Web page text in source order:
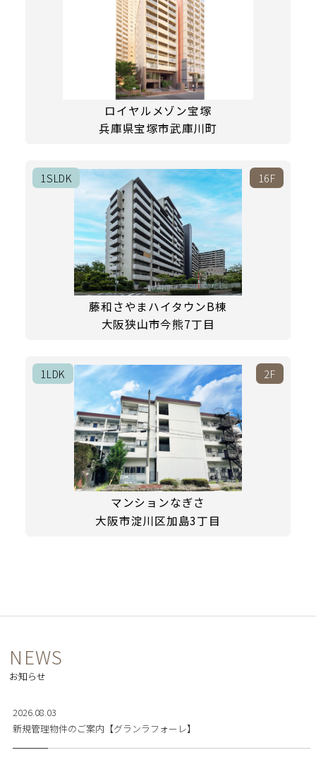
ロイヤルメゾン宝塚
兵庫県宝塚市武庫川町
1SLDK 16F
藤和さやまハイタウンB棟
大阪狭山市今熊7丁目
1LDK 2F
マンションなぎさ
大阪市淀川区加島3丁目
NEWS
お知らせ
2026.08.03
新規管理物件のご案内【グランラフォーレ】